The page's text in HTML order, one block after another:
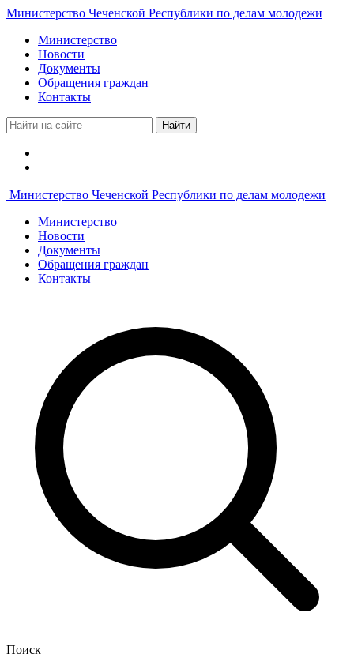
Министерство Чеченской Республики по делам молодежи
Министерство
Новости
Документы
Обращения граждан
Контакты
Найти
Министерство Чеченской Республики по делам молодежи
Министерство
Новости
Документы
Обращения граждан
Контакты
Поиск